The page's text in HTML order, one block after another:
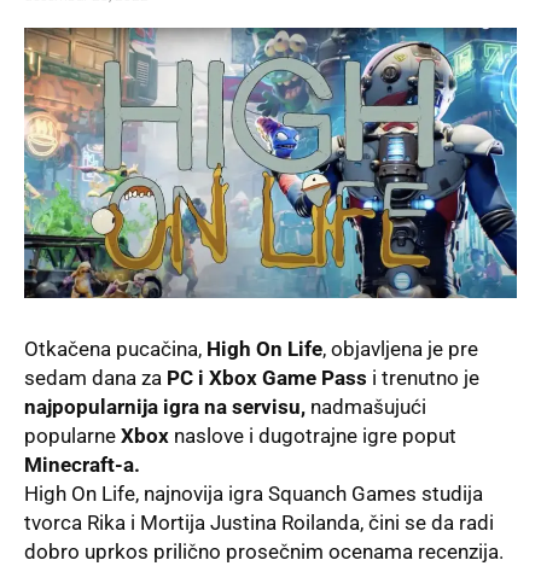
Otkačena pucačina, High On Life, objavljena je pre
sedam dana za PC i Xbox Game Pass i trenutno je
najpopularnija igra na servisu, nadmašujući
popularne Xbox naslove i dugotrajne igre poput
Minecraft-a.
High On Life, najnovija igra Squanch Games studija
tvorca Rika i Mortija Justina Roilanda, čini se da radi
dobro uprkos prilično prosečnim ocenama recenzija.